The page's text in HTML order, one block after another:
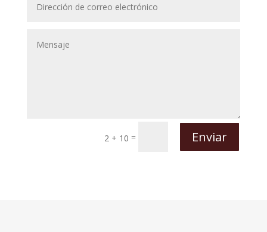
2 + 10 = Enviar